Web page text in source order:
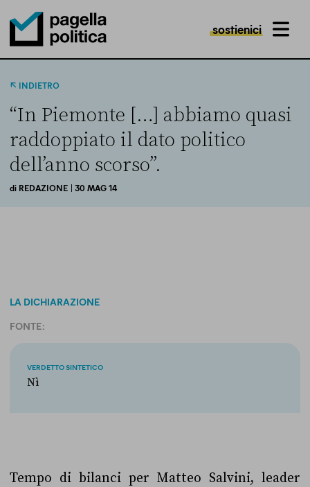
Pagella Politica Logo
sostienici MENU
INDIETRO
“In Piemonte […] abbiamo quasi
raddoppiato il dato politico
dell’anno scorso”.
di REDAZIONE | 30 MAG 14
LA DICHIARAZIONE
FONTE:
VERDETTO SINTETICO
Nì
Tempo di bilanci per Matteo Salvini, leader